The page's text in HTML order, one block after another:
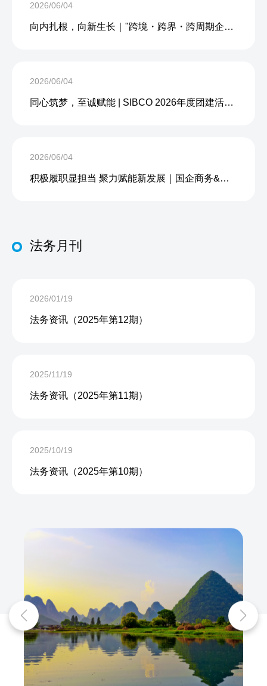
2026/06/04
向内扎根，向新生长｜"跨境・跨界・跨周期企业内生力沙龙"成功举办
2026/06/04
同心筑梦，至诚赋能 | SIBCO 2026年度团建活动圆满收官
2026/06/04
积极履职显担当 聚力赋能新发展｜国企商务&中企人力出席上海现代服务业联合会第五届会员大会第三次会议暨2026服务业高质量发展大会
法务月刊
2026/01/19
法务资讯（2025年第12期）
2025/11/19
法务资讯（2025年第11期）
2025/10/19
法务资讯（2025年第10期）